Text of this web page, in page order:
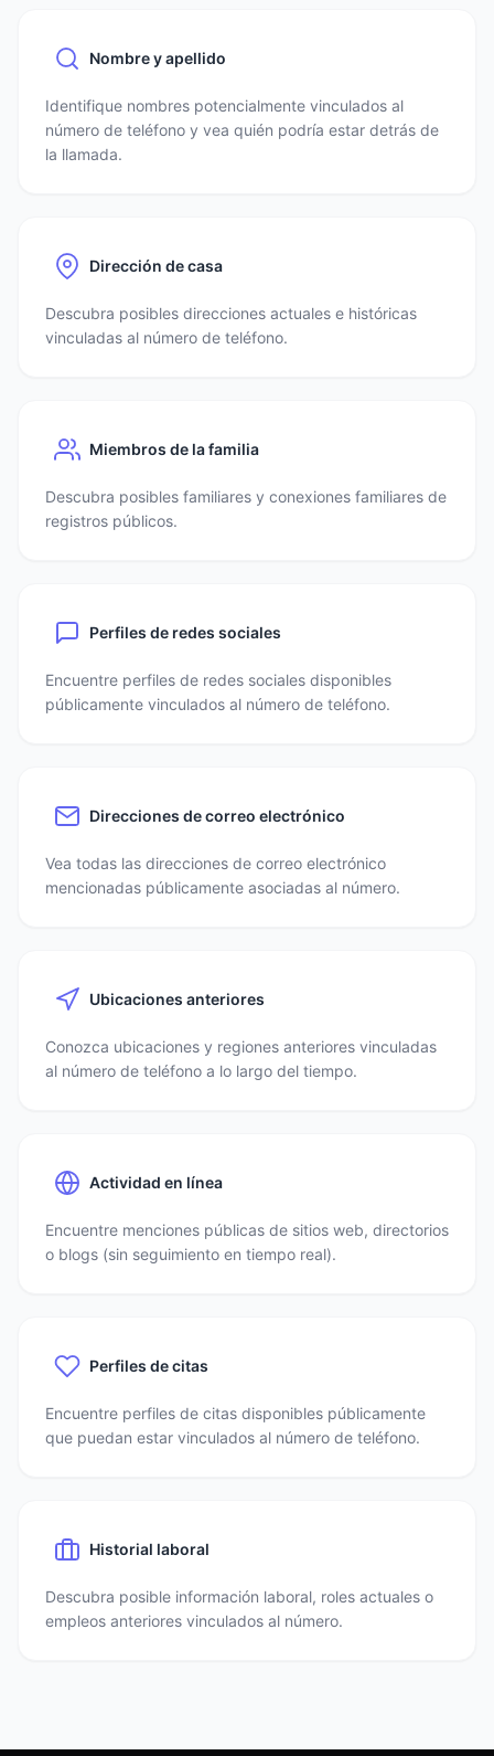
Nombre y apellido
Identifique nombres potencialmente vinculados al
número de teléfono y vea quién podría estar detrás de
la llamada.
Dirección de casa
Descubra posibles direcciones actuales e históricas
vinculadas al número de teléfono.
Miembros de la familia
Descubra posibles familiares y conexiones familiares de
registros públicos.
Perfiles de redes sociales
Encuentre perfiles de redes sociales disponibles
públicamente vinculados al número de teléfono.
Direcciones de correo electrónico
Vea todas las direcciones de correo electrónico
mencionadas públicamente asociadas al número.
Ubicaciones anteriores
Conozca ubicaciones y regiones anteriores vinculadas
al número de teléfono a lo largo del tiempo.
Actividad en línea
Encuentre menciones públicas de sitios web, directorios
o blogs (sin seguimiento en tiempo real).
Perfiles de citas
Encuentre perfiles de citas disponibles públicamente
que puedan estar vinculados al número de teléfono.
Historial laboral
Descubra posible información laboral, roles actuales o
empleos anteriores vinculados al número.